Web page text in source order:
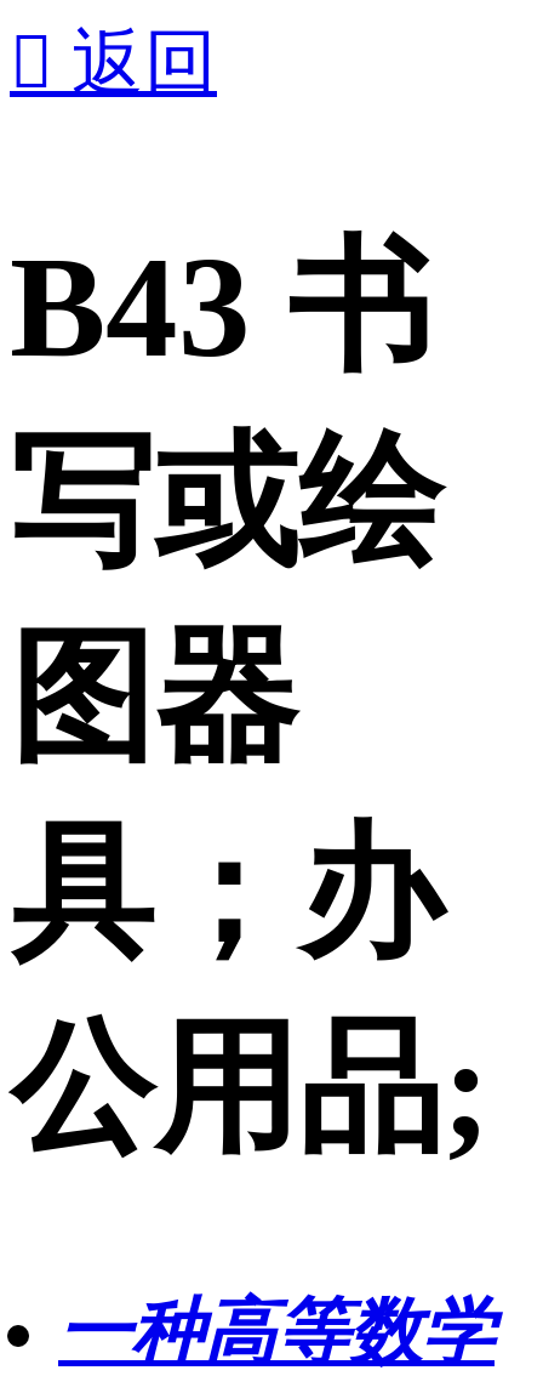
 返回
B43 书
写或绘
图器
具；办
公用品;
一种高等数学